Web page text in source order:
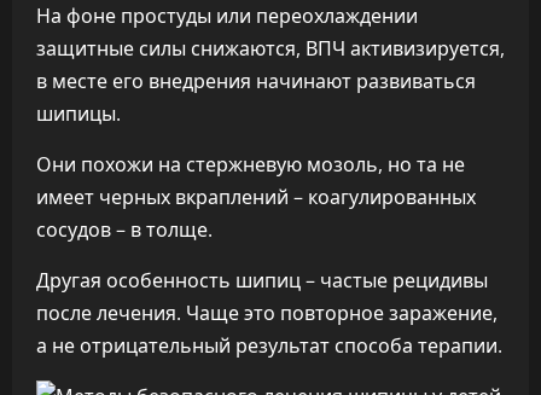
На фоне простуды или переохлаждении
защитные силы снижаются, ВПЧ активизируется,
в месте его внедрения начинают развиваться
шипицы.
Они похожи на стержневую мозоль, но та не
имеет черных вкраплений – коагулированных
сосудов – в толще.
Другая особенность шипиц – частые рецидивы
после лечения. Чаще это повторное заражение,
а не отрицательный результат способа терапии.